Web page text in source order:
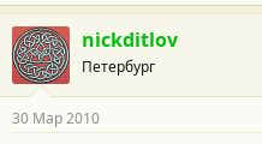
nickditlov
Петербург
30 Мар 2010